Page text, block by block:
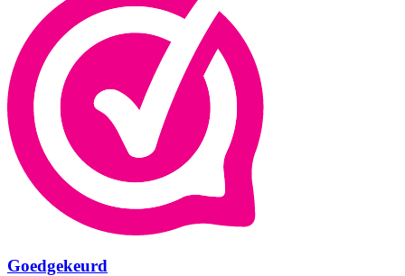
Goedgekeurd